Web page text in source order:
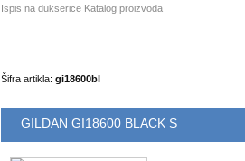
Ispis na dukserice Katalog proizvoda
Šifra artikla: gi18600bl
GILDAN GI18600 BLACK S